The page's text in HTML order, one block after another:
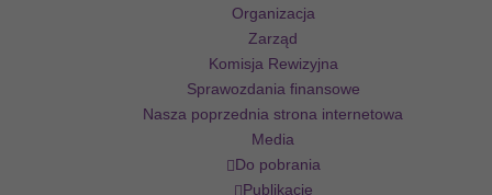
Organizacja
Zarząd
Komisja Rewizyjna
Sprawozdania finansowe
Nasza poprzednia strona internetowa
Media
Do pobrania
Publikacje